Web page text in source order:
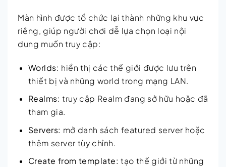
Màn hình được tổ chức lại thành những khu vực
riêng, giúp người chơi dễ lựa chọn loại nội
dung muốn truy cập:
Worlds: hiển thị các thế giới được lưu trên
thiết bị và những world trong mạng LAN.
Realms: truy cập Realm đang sở hữu hoặc đã
tham gia.
Servers: mở danh sách featured server hoặc
thêm server tùy chỉnh.
Create from template: tạo thế giới từ những